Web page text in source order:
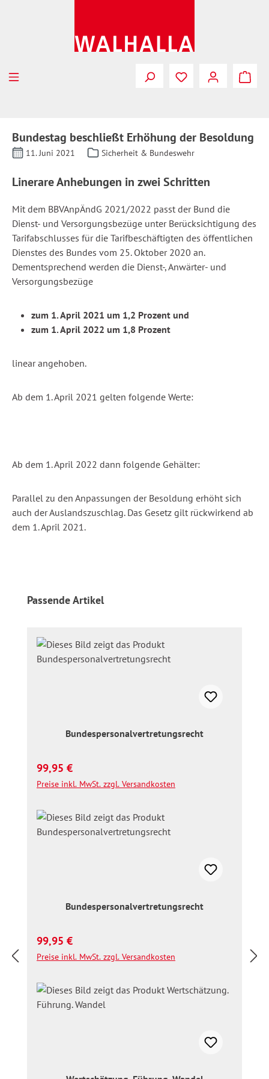
Bundestag beschließt Erhöhung der Besoldung
11. Juni 2021 Sicherheit & Bundeswehr
Linerare Anhebungen in zwei Schritten
Mit dem BBVAnpÄndG 2021/2022 passt der Bund die
Dienst- und Versorgungsbezüge unter Berücksichtigung des
Tarifabschlusses für die Tarifbeschäftigten des öffentlichen
Dienstes des Bundes vom 25. Oktober 2020 an.
Dementsprechend werden die Dienst-, Anwärter- und
Versorgungsbezüge
zum 1. April 2021 um 1,2 Prozent und
zum 1. April 2022 um 1,8 Prozent
linear angehoben.
Ab dem 1. April 2021 gelten folgende Werte:
Ab dem 1. April 2022 dann folgende Gehälter:
Parallel zu den Anpassungen der Besoldung erhöht sich
auch der Auslandszuschlag. Das Gesetz gilt rückwirkend ab
dem 1. April 2021.
Produktgalerie überspringen
Passende Artikel
Bundespersonalvertretungsrecht
Regulärer Preis:
99,95 €
Preise inkl. MwSt. zzgl. Versandkosten
Bundespersonalvertretungsrecht
Regulärer Preis:
99,95 €
Preise inkl. MwSt. zzgl. Versandkosten